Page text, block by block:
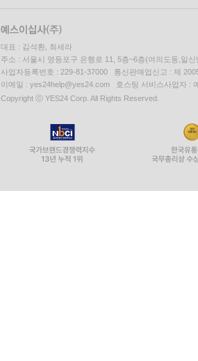
대표 : 김석환, 최세라
주소 : 서울시 영등포구 은행로 11, 5층~6층(여의도동,일신
사업자등록번호 : 229-81-37000 통신판매업신고 : 제
이메일 : yes24help@yes24.com 호스팅 서비스사업자 :
Copyright ⓒ YES24 Corp. All Rights Reserved.